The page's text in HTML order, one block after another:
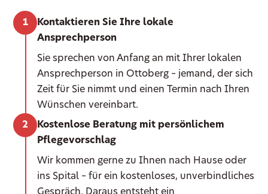
Kontaktieren Sie Ihre lokale
Ansprechperson
Sie sprechen von Anfang an mit Ihrer lokalen
Ansprechperson in Ottoberg – jemand, der sich
Zeit für Sie nimmt und einen Termin nach Ihren
Wünschen vereinbart.
Kostenlose Beratung mit persönlichem
Pflegevorschlag
Wir kommen gerne zu Ihnen nach Hause oder
ins Spital – für ein kostenloses, unverbindliches